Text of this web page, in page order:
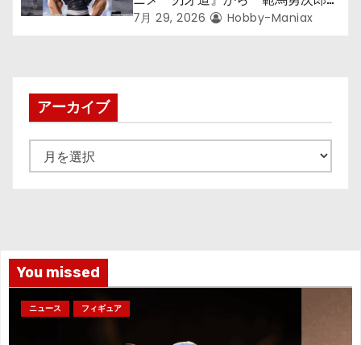
が登場ッッ!!
7月 29, 2026 Hobby-Maniax
アーカイブ
ー
You missed
ニュース フィギュア